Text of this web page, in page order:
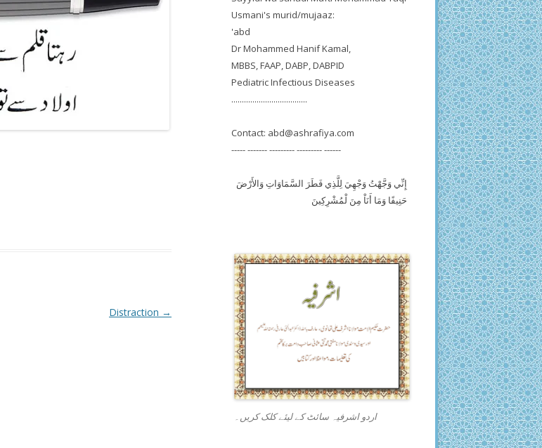
Distraction →
Usmani's murid/mujaaz:
'abd
Dr Mohammed Hanif Kamal,
MBBS, FAAP, DABP, DABPID
Pediatric Infectious Diseases
....................................
Contact: abd@ashrafiya.com
----- ------- --------- --------- ------
إِنِّي وَجَّهْتُ وَجْهِيَ لِلَّذِي فَطَرَ السَّمَاوَاتِ وَالأَرْضَ
حَنِيفًا وَمَا أَنَاْ مِنَ لْمُشْرِكِينَ
اردو اشرفیہ سائٹ کے لیئے کلک کریں۔